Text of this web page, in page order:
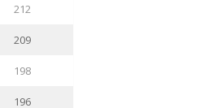
212
209
198
196